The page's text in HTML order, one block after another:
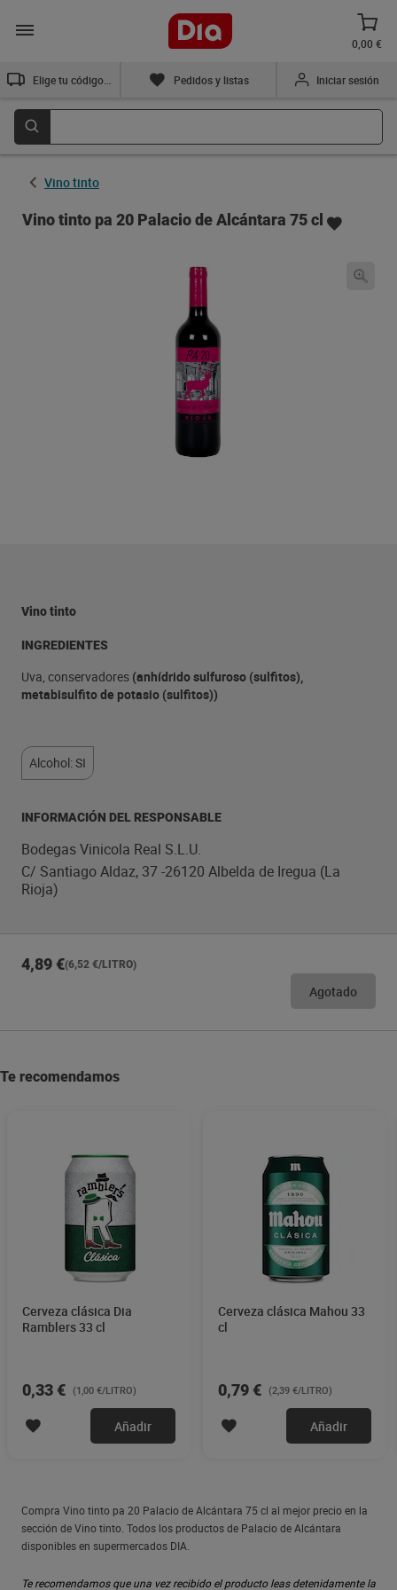
0,00 €
Pedidos y listas Iniciar sesión
Vino tinto
Vino tinto pa 20 Palacio de Alcántara 75 cl
Vino tinto
INGREDIENTES
Uva, conservadores (anhídrido sulfuroso (sulfitos),
metabisulfito de potasio (sulfitos))
Alcohol: SI
INFORMACIÓN DEL RESPONSABLE
Bodegas Vinicola Real S.L.U.
C/ Santiago Aldaz, 37 -26120 Albelda de Iregua (La
Rioja)
4,89 €(6,52 €/LITRO)
Agotado
Te recomendamos
Cerveza clásica Dia
Ramblers 33 cl
0,33 € (1,00 €/LITRO)
Añadir
Cerveza clásica Mahou 33
cl
0,79 € (2,39 €/LITRO)
Añadir
Compra Vino tinto pa 20 Palacio de Alcántara 75 cl al mejor precio en la
sección de Vino tinto. Todos los productos de Palacio de Alcántara
disponibles en supermercados DIA.
Te recomendamos que una vez recibido el producto leas detenidamente la